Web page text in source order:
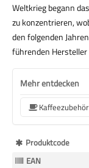
Weltkrieg begann
zu konzentrieren,
den folgenden
führenden Hersteller
Mehr entdecken
Kaffeezubehör
Mehr
Informationen
Produktcode
EAN